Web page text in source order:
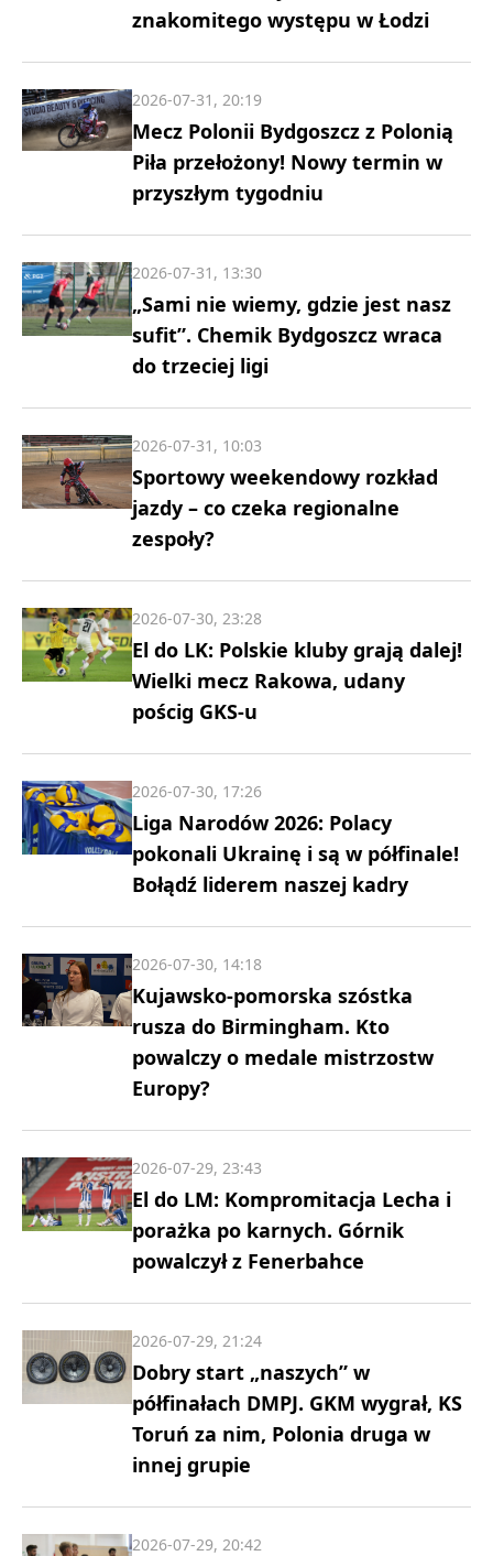
znakomitego występu w Łodzi
Mecz Polonii Bydgoszcz z Polonią
Piła przełożony! Nowy termin w
przyszłym tygodniu
2026-07-31, 20:19
„Sami nie wiemy, gdzie jest nasz
sufit”. Chemik Bydgoszcz wraca
do trzeciej ligi
2026-07-31, 13:30
Sportowy weekendowy rozkład
jazdy – co czeka regionalne
zespoły?
2026-07-31, 10:03
El do LK: Polskie kluby grają dalej!
Wielki mecz Rakowa, udany
pościg GKS-u
2026-07-30, 23:28
Liga Narodów 2026: Polacy
pokonali Ukrainę i są w półfinale!
Bołądź liderem naszej kadry
2026-07-30, 17:26
Kujawsko-pomorska szóstka
rusza do Birmingham. Kto
powalczy o medale mistrzostw
Europy?
2026-07-30, 14:18
El do LM: Kompromitacja Lecha i
porażka po karnych. Górnik
powalczył z Fenerbahce
2026-07-29, 23:43
Dobry start „naszych” w
półfinałach DMPJ. GKM wygrał, KS
Toruń za nim, Polonia druga w
innej grupie
2026-07-29, 21:24
2026-07-29, 20:42